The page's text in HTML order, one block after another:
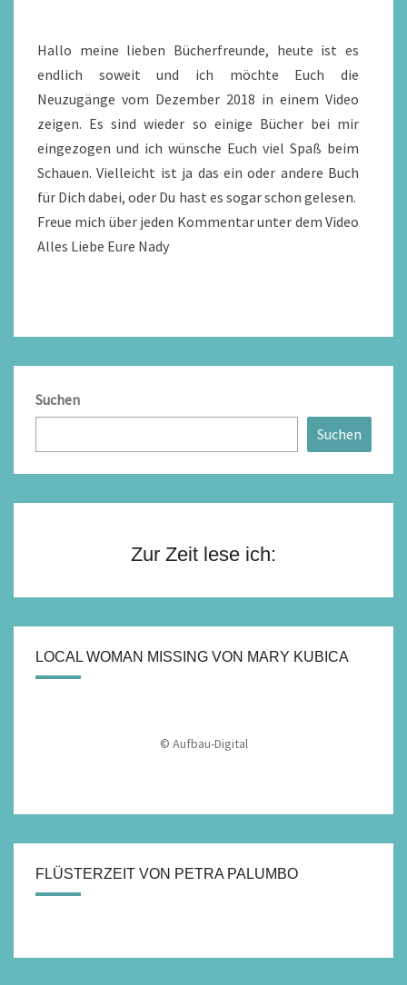
Hallo meine lieben Bücherfreunde, heute ist es
endlich soweit und ich möchte Euch die
Neuzugänge vom Dezember 2018 in einem Video
zeigen. Es sind wieder so einige Bücher bei mir
eingezogen und ich wünsche Euch viel Spaß beim
Schauen. Vielleicht ist ja das ein oder andere Buch
für Dich dabei, oder Du hast es sogar schon gelesen.
Freue mich über jeden Kommentar unter dem Video
Alles Liebe Eure Nady
Suchen
Suchen
Zur Zeit lese ich:
LOCAL WOMAN MISSING VON MARY KUBICA
© Aufbau-Digital
FLÜSTERZEIT VON PETRA PALUMBO